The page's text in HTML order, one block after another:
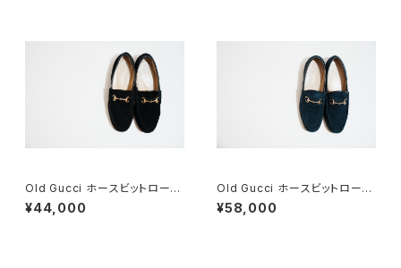
Old Gucci ホースビットローフ
ァー 6.5B スエードBK
¥44,000
Old Gucci ホースビットローフ
ァー 36C Navy Suede
¥58,000